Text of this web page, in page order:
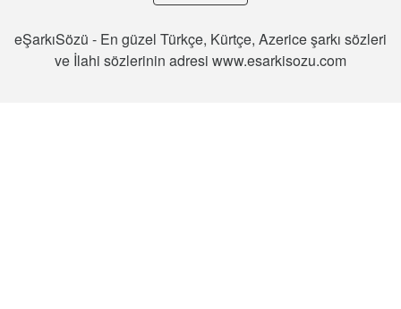
eŞarkıSözü - En güzel Türkçe, Kürtçe, Azerice şarkı sözleri
ve İlahi sözlerinin adresi www.esarkisozu.com